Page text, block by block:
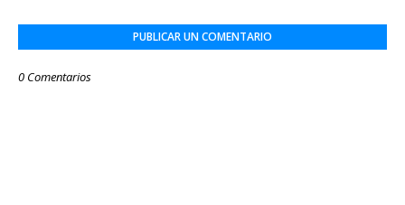
PUBLICAR UN COMENTARIO
0 Comentarios